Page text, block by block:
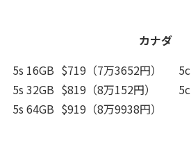
カナダ
5s 16GB $719（7万3652円）
5s 32GB $819（8万152円）
5s 64GB $919（8万9938円）